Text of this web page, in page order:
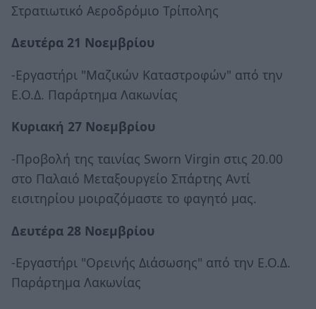
Στρατιωτικό Αεροδρόμιο Τρίπολης
Δευτέρα 21 Νοεμβρίου
-Εργαστήρι "Μαζικών Καταστροφών" από την
Ε.Ο.Δ. Παράρτημα Λακωνίας
Κυριακή 27 Νοεμβρίου
-Προβολή της ταινίας Sworn Virgin στις 20.00
στο Παλαιό Μεταξουργείο Σπάρτης Αντί
εισιτηρίου μοιραζόμαστε το φαγητό μας.
Δευτέρα 28 Νοεμβρίου
-Εργαστήρι "Ορεινής Διάσωσης" από την Ε.Ο.Δ.
Παράρτημα Λακωνίας